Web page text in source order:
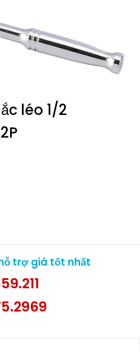
léo 1/2
trợ giá tốt nhất